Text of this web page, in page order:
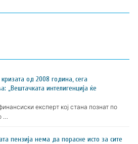
од 2008 година, сега
„Вештачката интелигенција ќе
експерт кој стана познат по
пензија нема да порасне исто за сите